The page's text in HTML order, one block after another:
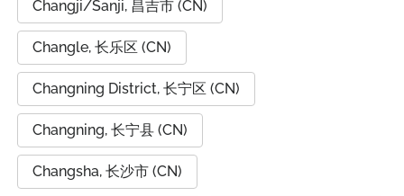
Changji/Sanji, 昌吉市 (CN)
Changle, 长乐区 (CN)
Changning District, 长宁区 (CN)
Changning, 长宁县 (CN)
Changsha, 长沙市 (CN)